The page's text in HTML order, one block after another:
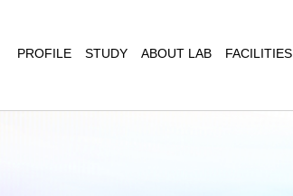
PROFILE STUDY ABOUT LAB FACILITIES